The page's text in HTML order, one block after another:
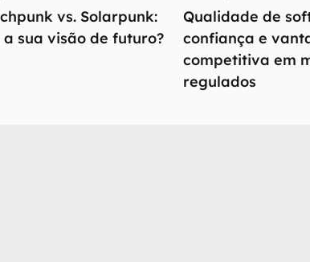
vs. Solarpunk:
sua visão de futuro?
Qualidade de
confiança e
competitiva em
regulados